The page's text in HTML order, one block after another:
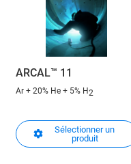
ARCAL™ 11
Ar + 20% He + 5% H2
Sélectionner un
produit